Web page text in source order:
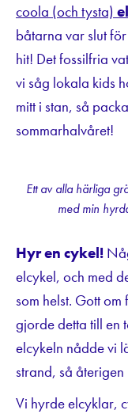
coola (och tysta)
båtarna var slut
hit! Det fossilfria
vi såg lokala kids
mitt i stan, så
sommarhalvåret!
Ett av alla härliga
med min
Hyr en cykel!
elcykel, och med
som helst. Gott
gjorde detta till en
elcykeln nådde vi
strand, så
Vi hyrde elcyklar,